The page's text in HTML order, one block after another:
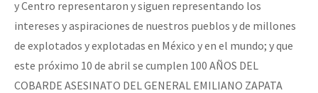
y Centro representaron y siguen representando los
intereses y aspiraciones de nuestros pueblos y de millones
de explotados y explotadas en México y en el mundo; y que
este próximo 10 de abril se cumplen 100 AÑOS DEL
COBARDE ASESINATO DEL GENERAL EMILIANO ZAPATA